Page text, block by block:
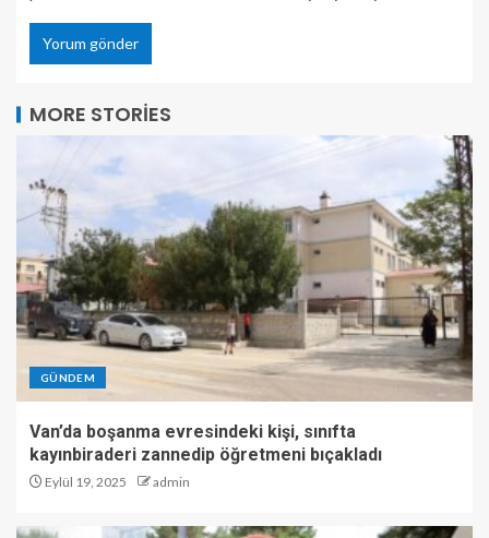
MORE STORIES
GÜNDEM
Van’da boşanma evresindeki kişi, sınıfta
kayınbiraderi zannedip öğretmeni bıçakladı
Eylül 19, 2025 admin